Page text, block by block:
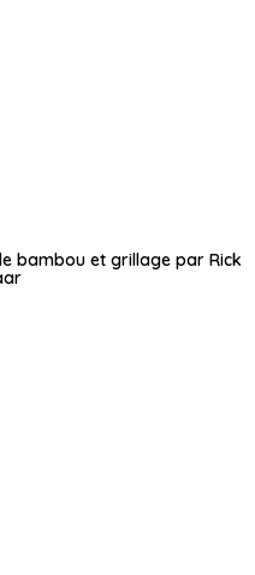
bambou et grillage par Rick